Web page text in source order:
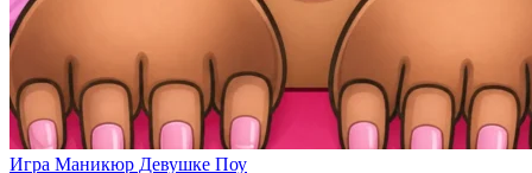
Игра Маникюр Девушке Поу